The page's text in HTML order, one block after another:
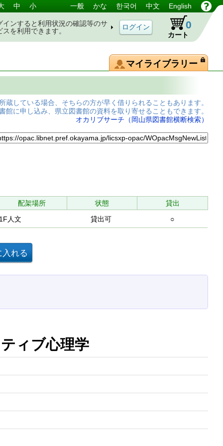
中 小 一般 かな 한국어 中文 English
インすると利用状況の確認等のサ
スを利用できます。
カート
0
マイライブラリー
蔵している場合、そちらの方が早く借りられることもあります。
館に申し込み、県立図書館の資料を取り寄せることもできます。
オカリブサーチ（岡山県図書館横断検索）
配架場所 状態
貸出
人文
貸出可 ○
ィブ心理学